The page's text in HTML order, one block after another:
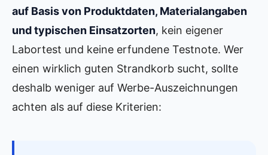
auf Basis von Produktdaten, Materialangaben
und typischen Einsatzorten, kein eigener
Labortest und keine erfundene Testnote. Wer
einen wirklich guten Strandkorb sucht, sollte
deshalb weniger auf Werbe-Auszeichnungen
achten als auf diese Kriterien: